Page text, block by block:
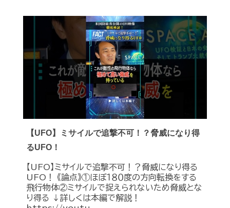
【UFO】ミサイルで追撃不可！？脅威になり得
るUFO！
【UFO】ミサイルで追撃不可！？脅威になり得る
UFO！ 《論点》①ほぼ１８０度の方向転換をする
飛行物体②ミサイルで捉えられないため脅威とな
り得る ↓詳しくは本編で解説！